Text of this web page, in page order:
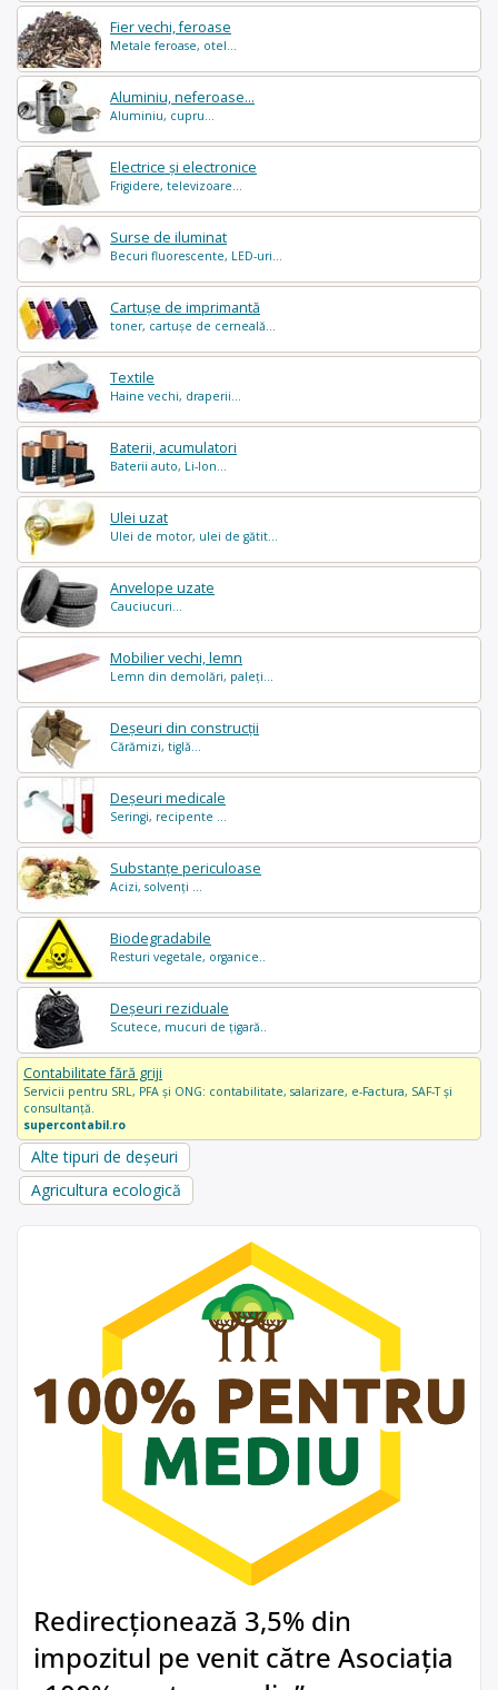
Fier vechi, feroase
Metale feroase, otel...
Aluminiu, neferoase...
Aluminiu, cupru...
Electrice și electronice
Frigidere, televizoare...
Surse de iluminat
Becuri fluorescente, LED-uri...
Cartușe de imprimantă
toner, cartușe de cerneală...
Textile
Haine vechi, draperii...
Baterii, acumulatori
Baterii auto, Li-Ion...
Ulei uzat
Ulei de motor, ulei de gătit...
Anvelope uzate
Cauciucuri...
Mobilier vechi, lemn
Lemn din demolări, paleți...
Deșeuri din construcții
Cărămizi, tiglă...
Deșeuri medicale
Seringi, recipente ...
Substanțe periculoase
Acizi, solvenți ...
Biodegradabile
Resturi vegetale, organice..
Deșeuri reziduale
Scutece, mucuri de țigară..
Contabilitate fără griji
Servicii pentru SRL, PFA și ONG: contabilitate, salarizare, e-Factura, SAF-T și
consultanță.
supercontabil.ro
Alte tipuri de deșeuri
Agricultura ecologică
Redirecționează 3,5% din
impozitul pe venit către Asociația